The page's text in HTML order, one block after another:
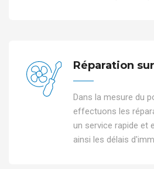
Réparation
Dans la mesure du
effectuons les
un service rapide et
ainsi les délais